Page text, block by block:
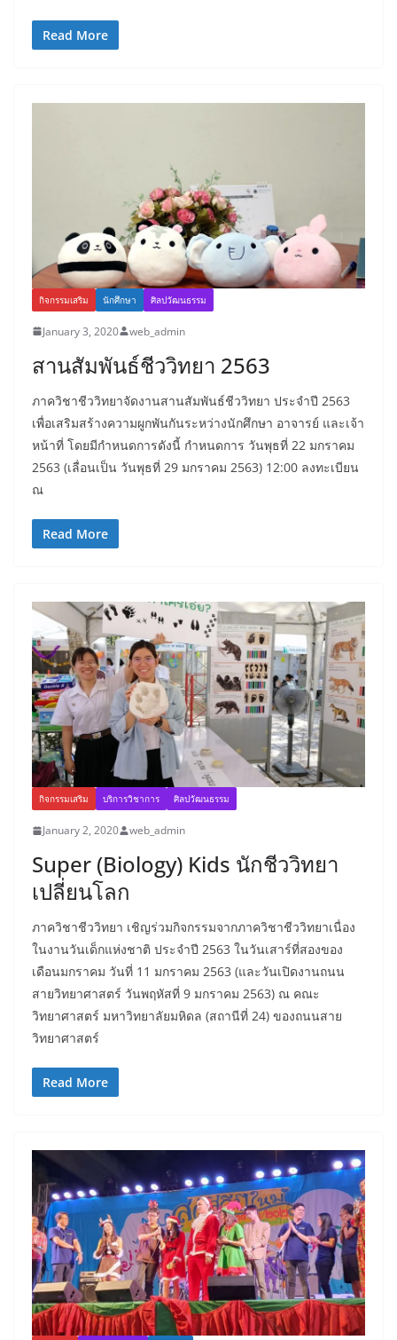
Read More
กิจกรรมเสริม นักศึกษา ศิลปวัฒนธรรม
January 3, 2020 web_admin
สานสัมพันธ์ชีววิทยา 2563
ภาควิชาชีววิทยาจัดงานสานสัมพันธ์ชีววิทยา ประจำปี 2563
เพื่อเสริมสร้างความผูกพันกันระหว่างนักศึกษา อาจารย์ และเจ้า
หน้าที่ โดยมีกำหนดการดังนี้ กำหนดการ วันพุธที่ 22 มกราคม
2563 (เลื่อนเป็น วันพุธที่ 29 มกราคม 2563) 12:00 ลงทะเบียน
ณ
Read More
กิจกรรมเสริม บริการวิชาการ ศิลปวัฒนธรรม
January 2, 2020 web_admin
Super (Biology) Kids นักชีววิทยา
เปลี่ยนโลก
ภาควิชาชีววิทยา เชิญร่วมกิจกรรมจากภาควิชาชีววิทยาเนื่อง
ในงานวันเด็กแห่งชาติ ประจำปี 2563 ในวันเสาร์ที่สองของ
เดือนมกราคม วันที่ 11 มกราคม 2563 (และวันเปิดงานถนน
สายวิทยาศาสตร์ วันพฤหัสที่ 9 มกราคม 2563) ณ คณะ
วิทยาศาสตร์ มหาวิทยาลัยมหิดล (สถานีที่ 24) ของถนนสาย
วิทยาศาสตร์
Read More